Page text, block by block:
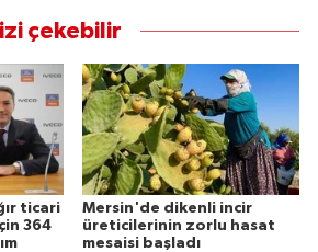
çekebilir
ticari
364
Mersin'de dikenli incir
üreticilerinin zorlu hasat
mesaisi başladı